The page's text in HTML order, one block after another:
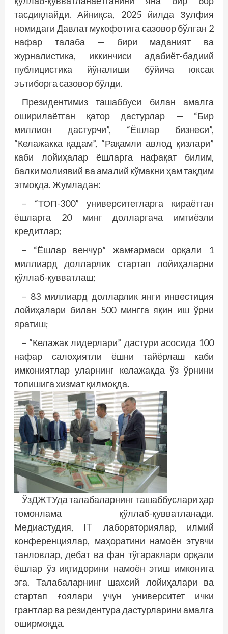
тасдиқлайди. Айниқса, 2025 йилда Зулфия
номидаги Давлат мукофотига сазовор бўлган 2
нафар талаба — бири маданият ва
журналистика, иккинчиси адабиёт-бадиий
публицистика йўналиши бўйича юксак
эътиборга сазовор бўлди.
Президентимиз ташаббуси билан амалга
оширилаётган қатор дастурлар — “Бир
миллион дастурчи”, “Ёшлар бизнеси”,
“Келажакка қадам”, “Рақамли авлод қизлари”
каби лойиҳалар ёшларга нафақат билим,
балки молиявий ва амалий кўмакни ҳам тақдим
этмоқда. Жумладан:
– “ТОП-300” университетларга кираётган
ёшларга 20 минг долларгача имтиёзли
кредитлар;
– “Ёшлар венчур” жамғармаси орқали 1
миллиард долларлик стартап лойиҳаларни
қўллаб-қувватлаш;
– 83 миллиард долларлик янги инвестиция
лойиҳалари билан 500 мингга яқин иш ўрни
яратиш;
– “Келажак лидерлари” дастури асосида 100
нафар салоҳиятли ёшни тайёрлаш каби
имкониятлар уларнинг келажакда ўз ўрнини
топишига хизмат қилмоқда.
ЎзДЖТУда талабаларнинг ташаббуслари ҳар
томонлама қўллаб-қувватланади.
Медиастудия, IT лабораториялар, илмий
конференциялар, маҳоратини намоён этувчи
танловлар, дебат ва фан тўгараклари орқали
ёшлар ўз иқтидорини намоён этиш имконига
эга. Талабаларнинг шахсий лойиҳалари ва
стартап ғоялари учун университет ички
грантлар ва резидентура дастурларини амалга
оширмоқда.